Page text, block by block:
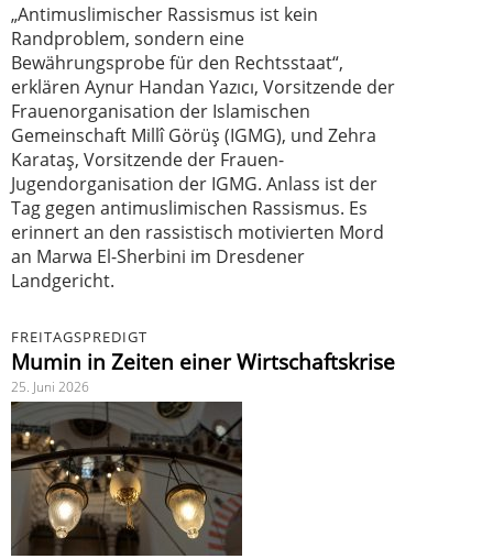
„Antimuslimischer Rassismus ist kein
Randproblem, sondern eine
Bewährungsprobe für den Rechtsstaat“,
erklären Aynur Handan Yazıcı, Vorsitzende der
Frauenorganisation der Islamischen
Gemeinschaft Millî Görüş (IGMG), und Zehra
Karataş, Vorsitzende der Frauen-
Jugendorganisation der IGMG. Anlass ist der
Tag gegen antimuslimischen Rassismus. Es
erinnert an den rassistisch motivierten Mord
an Marwa El-Sherbini im Dresdener
Landgericht.
FREITAGSPREDIGT
Mumin in Zeiten einer Wirtschaftskrise
25. Juni 2026